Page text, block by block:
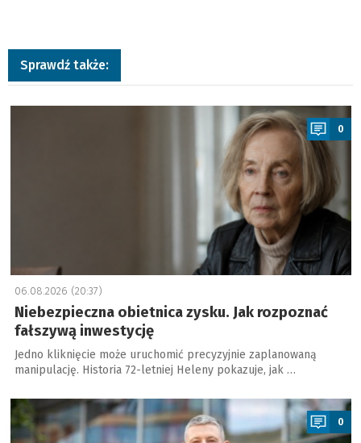
Sprawdź także:
a
0
06.08.2026 (20:37)
Niebezpieczna obietnica zysku. Jak rozpoznać
fałszywą inwestycję
Jedno kliknięcie może uruchomić precyzyjnie zaplanowaną
manipulację. Historia 72-letniej Heleny pokazuje, jak …
a
0